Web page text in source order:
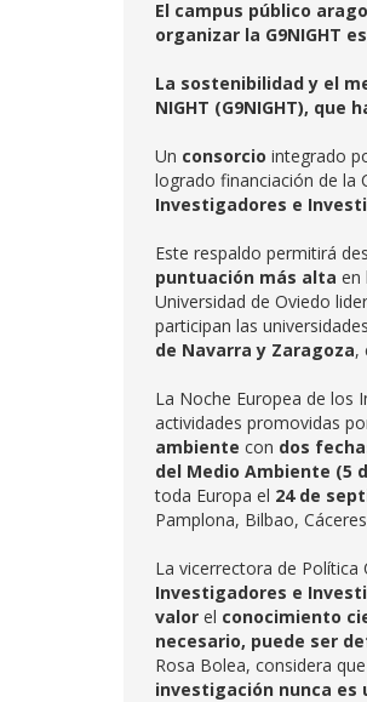
El campus público
organizar la G9NIGHT
La sostenibilidad y el
NIGHT (G9NIGHT),
Un consorcio integrado
logrado financiación de la
Investigadores e
Este respaldo permitirá
puntuación más alta en
Universidad de Oviedo
participan las
de Navarra y Zaragoza,
La Noche Europea de los
actividades promovidas
ambiente con dos
del Medio Ambiente (5
toda Europa el 24 de
Pamplona, Bilbao,
La vicerrectora de Política
Investigadores e
valor el conocimiento
necesario, puede ser
Rosa Bolea, considera
investigación nunca es